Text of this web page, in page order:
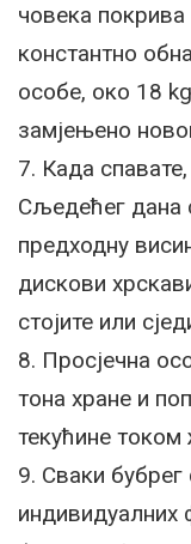
човека
константно
особе, око 18
замјењено
7. Када
Сљедећег дана
предходну
дискови
стојите или
8. Просјечна
тона хране и
текућине током
9. Сваки
индивидуалних